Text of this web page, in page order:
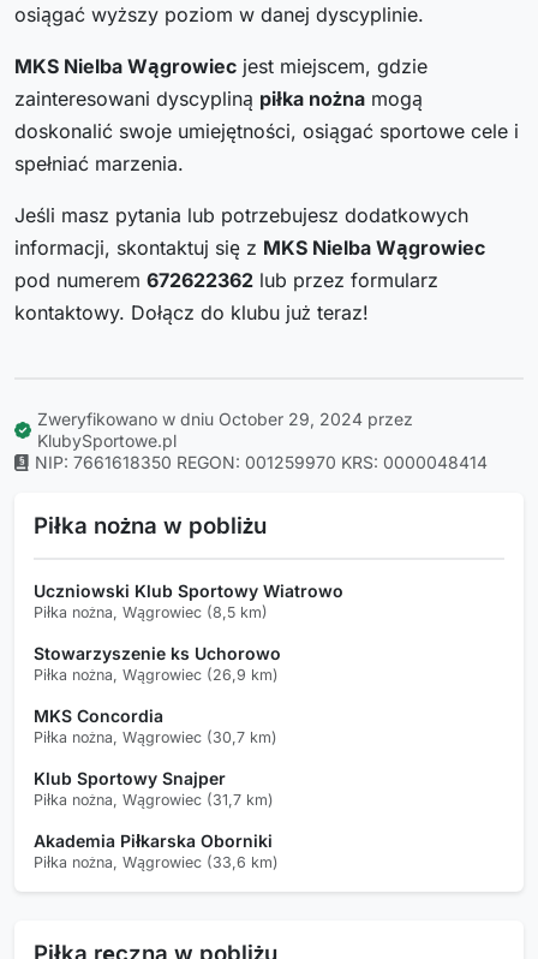
osiągać wyższy poziom w danej dyscyplinie.
MKS Nielba Wągrowiec jest miejscem, gdzie
zainteresowani dyscypliną piłka nożna mogą
doskonalić swoje umiejętności, osiągać sportowe cele i
spełniać marzenia.
Jeśli masz pytania lub potrzebujesz dodatkowych
informacji, skontaktuj się z MKS Nielba Wągrowiec
pod numerem 672622362 lub przez formularz
kontaktowy. Dołącz do klubu już teraz!
Zweryfikowano w dniu October 29, 2024 przez
KlubySportowe.pl
NIP: 7661618350 REGON: 001259970 KRS: 0000048414
Piłka nożna w pobliżu
Uczniowski Klub Sportowy Wiatrowo
Piłka nożna, Wągrowiec (8,5 km)
Stowarzyszenie ks Uchorowo
Piłka nożna, Wągrowiec (26,9 km)
MKS Concordia
Piłka nożna, Wągrowiec (30,7 km)
Klub Sportowy Snajper
Piłka nożna, Wągrowiec (31,7 km)
Akademia Piłkarska Oborniki
Piłka nożna, Wągrowiec (33,6 km)
Piłka ręczna w pobliżu